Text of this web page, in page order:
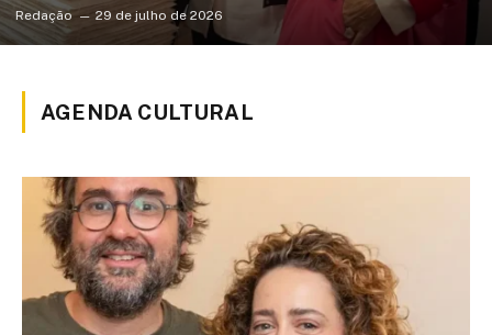
Redação 29 de julho de 2026
AGENDA CULTURAL